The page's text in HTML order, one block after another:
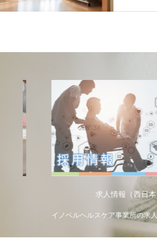
求人情報（西日本）
イノベルヘルスケア事業所の求人情報